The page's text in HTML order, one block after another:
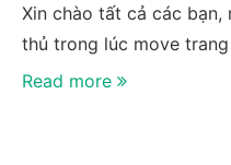
Xin chào tất cả các bạn,
thủ trong lúc move
Read more